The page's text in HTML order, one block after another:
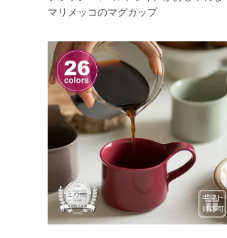
マリメッコのマグカップ